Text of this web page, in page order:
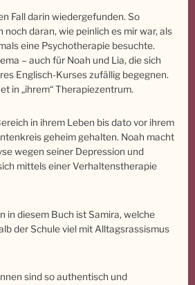
Fall darin wiedergefunden. So
noch daran, wie peinlich es mir war, als
eine Psychotherapie besuchte.
– auch für Noah und Lia, die sich
Englisch-Kurses zufällig begegnen.
in „ihrem“ Therapiezentrum.
in ihrem Leben bis dato vor ihrem
geheim gehalten. Noah macht
wegen seiner Depression und
mittels einer Verhaltenstherapie
in diesem Buch ist Samira, welche
der Schule viel mit Alltagsrassismus
sind so authentisch und